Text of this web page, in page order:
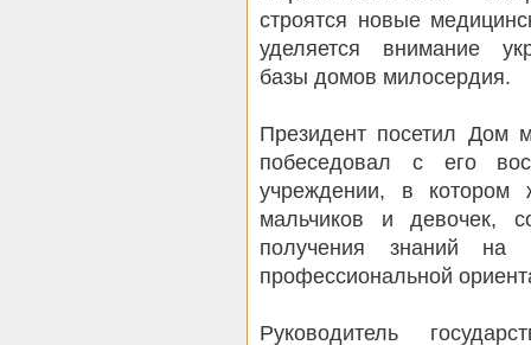
строятся новые
уделяется внимание
базы домов милосердия.
Президент посетил
побеседовал с его
учреждении, в котором
мальчиков и девочек,
получения знаний на
профессиональной
Руководитель